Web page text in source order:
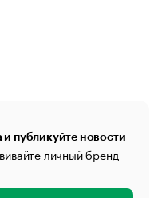
публикуйте новости
личный бренд